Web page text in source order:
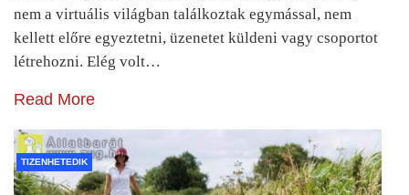
nem a virtuális világban találkoztak egymással, nem
kellett előre egyeztetni, üzenetet küldeni vagy csoportot
létrehozni. Elég volt…
Read More
TIZENHETEDIK